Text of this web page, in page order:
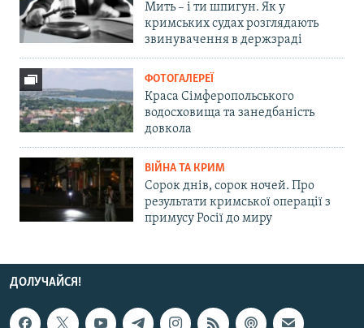
Мить – і ти шпигун. Як у
кримських судах розглядають
звинувачення в держзраді
ФОТОГАЛЕРЕЇ
Краса Сімферопольського
водосховища та занедбаність
довкола
ВІЙНА ТА КРИМ
Сорок днів, сорок ночей. Про
результати кримської операції з
примусу Росії до миру
ДОЛУЧАЙСЯ!